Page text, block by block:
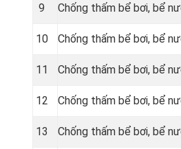
9 Chống thấm bể bơi, bể
10 Chống thấm bể bơi, bể
11 Chống thấm bể bơi, bể
12 Chống thấm bể bơi, bể
13 Chống thấm bể bơi, bể